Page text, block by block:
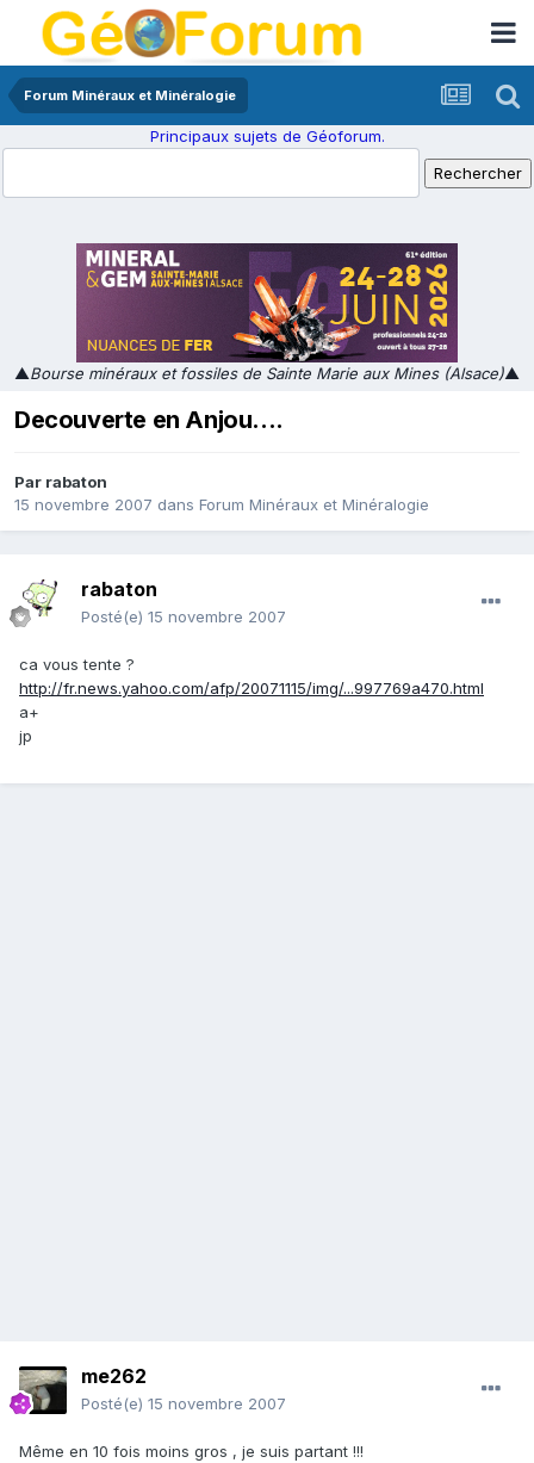
Forum Minéraux et Minéralogie
Principaux sujets de Géoforum.
▲Bourse minéraux et fossiles de Sainte Marie aux Mines (Alsace)▲
Decouverte en Anjou....
Par rabaton
15 novembre 2007 dans Forum Minéraux et Minéralogie
rabaton
Posté(e) 15 novembre 2007
ca vous tente ?
http://fr.news.yahoo.com/afp/20071115/img/...997769a470.html
a+
jp
me262
Posté(e) 15 novembre 2007
Même en 10 fois moins gros , je suis partant !!!